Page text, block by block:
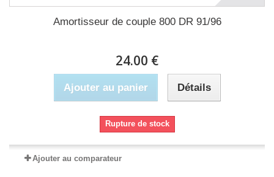
Amortisseur de couple 800 DR 91/96
24.00 €
Ajouter au panier Détails
Rupture de stock
Ajouter au comparateur